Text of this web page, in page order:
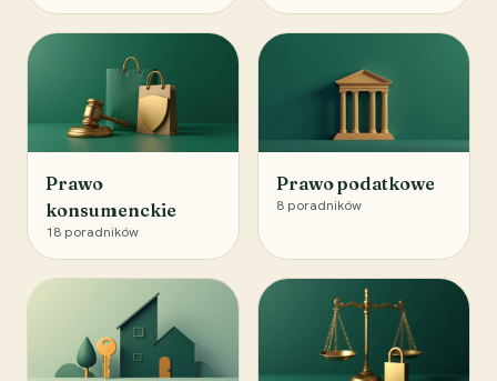
Prawo
konsumenckie
18 poradników
Prawo podatkowe
8 poradników